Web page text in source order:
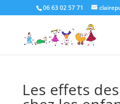
06 63 02 57 71
Les effets